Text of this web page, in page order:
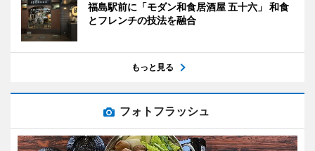
福島駅前に「モダン和食居酒屋 五十六」 和食
とフレンチの技法を融合
もっと見る
フォトフラッシュ